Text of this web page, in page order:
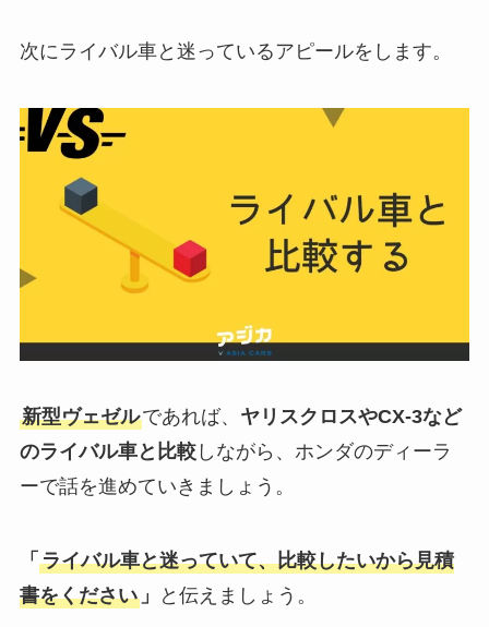
次にライバル車と迷っているアピールをします。
新型ヴェゼルであれば、 ヤリスクロスやCX-3など
のライバル車と比較しながら、ホンダのディーラ
ーで話を進めていきましょう。
「 ライバル車と迷っていて、比較したいから見積
書をください」 と伝えましょう。